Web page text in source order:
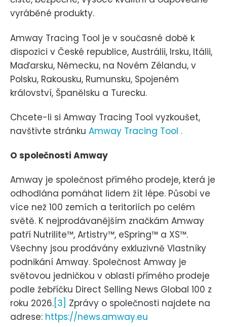
vyráběné produkty.
Amway Tracing Tool je v současné době k
dispozici v České republice, Austrálii, Irsku, Itálii,
Maďarsku, Německu, na Novém Zélandu, v
Polsku, Rakousku, Rumunsku, Spojeném
království, Španělsku a Turecku.
Chcete-li si Amway Tracing Tool vyzkoušet,
navštivte stránku Amway Tracing Tool .
O společnosti Amway
Amway je společnost přímého prodeje, která je
odhodlána pomáhat lidem žít lépe. Působí ve
více než 100 zemích a teritoriích po celém
světě. K nejprodávanějším značkám Amway
patří Nutrilite™, Artistry™, eSpring™ a XS™.
Všechny jsou prodávány exkluzivně Vlastníky
podnikání Amway. Společnost Amway je
světovou jedničkou v oblasti přímého prodeje
podle žebříčku Direct Selling News Global 100 z
roku 2026. [3] Zprávy o společnosti najdete na
adrese: https://news.amway.eu